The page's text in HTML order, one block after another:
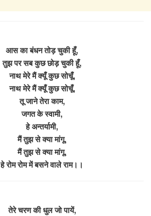
आस का बंधन तोड़ चुकी हूँ,
तुझ पर सब कुछ छोड़ चुकी हूँ,
नाथ मेरे मैं क्यूँ कुछ सोचूँ,
नाथ मेरे मैं क्यूँ कुछ सोचूँ,
तू जाने तेरा काम,
जगत के स्वामी,
हे अन्तर्यामी,
मैं तुझ से क्या मांगू,
मैं तुझ से क्या मांगू,
हे रोम रोम में बसने वाले राम।।
तेरे चरण की धुल जो पायें,